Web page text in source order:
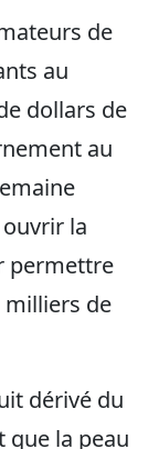
de
au
dollars de
au
la
permettre
milliers de
dérivé du
que la peau